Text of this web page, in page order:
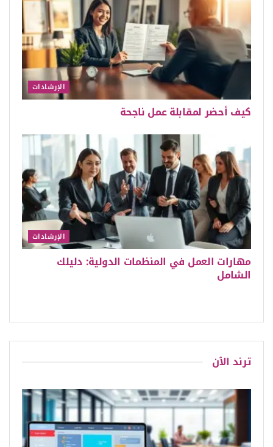
الإرشادات
كيف أحضر لمقابلة عمل ناجحة
الإرشادات
مهارات العمل في المنظمات الدولية: دليلك
الشامل
ترند الٱن